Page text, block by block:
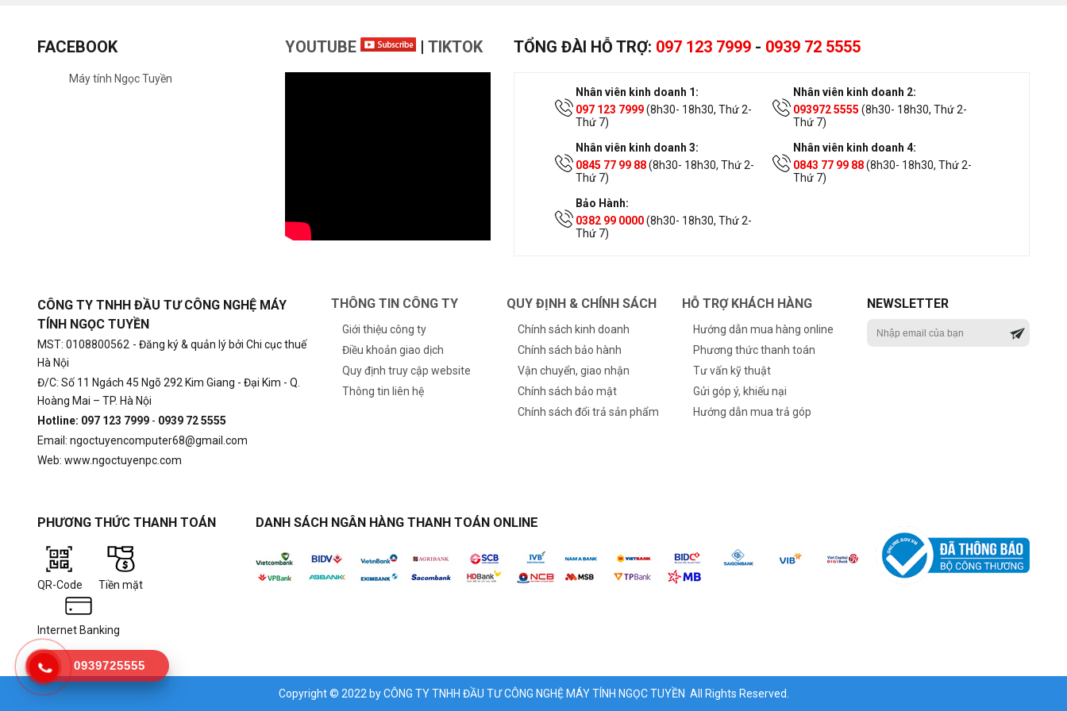
FACEBOOK
Máy tính Ngọc Tuyền
YOUTUBE | TIKTOK TỔNG ĐÀI HỖ TRỢ: 097 123 7999 - 0939 72 5555
Nhân viên kinh doanh 1:
097 123 7999(8h30- 18h30, Thứ 2-
Thứ 7)
Nhân viên kinh doanh 2:
093972 5555 (8h30- 18h30, Thứ 2-
Thứ 7)
Nhân viên kinh doanh 3:
0845 77 99 88(8h30- 18h30, Thứ 2-
Thứ 7)
Nhân viên kinh doanh 4:
0843 77 99 88(8h30- 18h30, Thứ 2-
Thứ 7)
Bảo Hành:
0382 99 0000(8h30- 18h30, Thứ 2-
Thứ 7)
CÔNG TY TNHH ĐẦU TƯ CÔNG NGHỆ MÁY
TÍNH NGỌC TUYỀN
MST: 0108800562 - Đăng ký & quản lý bởi Chi cục thuế
Hà Nội
Đ/C: Số 11 Ngách 45 Ngõ 292 Kim Giang - Đại Kim - Q.
Hoàng Mai – TP. Hà Nội
Hotline: 097 123 7999 - 0939 72 5555
Email: ngoctuyencomputer68@gmail.com
Web: www.ngoctuyenpc.com
THÔNG TIN CÔNG TY
Giới thiệu công ty
Điều khoản giao dịch
Quy định truy cập website
Thông tin liên hệ
QUY ĐỊNH & CHÍNH SÁCH
Chính sách kinh doanh
Chính sách bảo hành
Vận chuyển, giao nhận
Chính sách bảo mật
Chính sách đổi trả sản phẩm
HỖ TRỢ KHÁCH HÀNG
Hướng dẫn mua hàng online
Phương thức thanh toán
Tư vấn kỹ thuật
Gửi góp ý, khiếu nại
Hướng dẫn mua trả góp
NEWSLETTER
PHƯƠNG THỨC THANH TOÁN
QR-Code Tiền mặt
Internet Banking
DANH SÁCH NGÂN HÀNG THANH TOÁN ONLINE
Copyright © 2022 by CÔNG TY TNHH ĐẦU TƯ CÔNG NGHỆ MÁY TÍNH NGỌC TUYỀN All Rights Reserved.
0939725555